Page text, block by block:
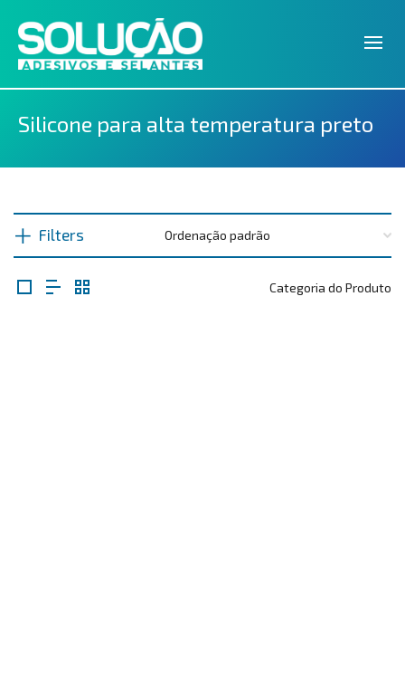
Silicone para alta temperatura preto
Filters
Categoria do Produto